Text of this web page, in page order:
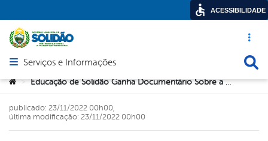
Acesso
Abrir menu principal de navegação
Serviços e Informações
Você está aqui:
> Educação de Solidão Ganha Documentário Sobre a Gestão Educacional
publicado: 23/11/2022 00h00,
última modificação: 23/11/2022 00h00
ACESSIBILIDADE